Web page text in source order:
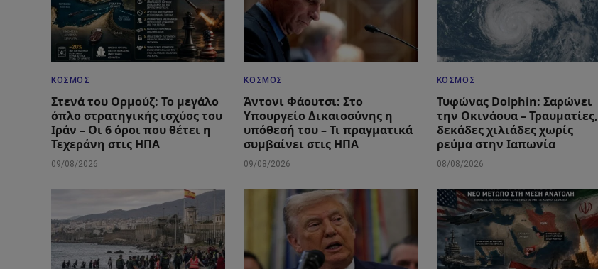
ΚΌΣΜΟΣ
Στενά του Ορμούζ: Το μεγάλο
όπλο στρατηγικής ισχύος του
Ιράν – Οι 6 όροι που θέτει η
Τεχεράνη στις ΗΠΑ
09/08/2026
ΚΌΣΜΟΣ
Άντονι Φάουτσι: Στο
Υπουργείο Δικαιοσύνης η
υπόθεσή του – Τι πραγματικά
συμβαίνει στις ΗΠΑ
09/08/2026
ΚΌΣΜΟΣ
Τυφώνας Dolphin: Σαρώνει
την Οκινάουα – Τραυματίες,
δεκάδες χιλιάδες χωρίς
ρεύμα στην Ιαπωνία
08/08/2026